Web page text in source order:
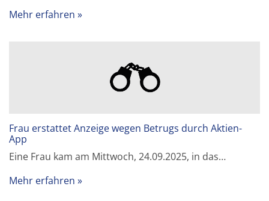
Mehr erfahren
Frau erstattet Anzeige wegen Betrugs durch Aktien-
App
Eine Frau kam am Mittwoch, 24.09.2025, in das…
Mehr erfahren